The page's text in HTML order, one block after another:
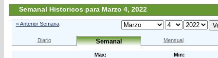
Semanal Historicos para Marzo 4, 2022
« Anterior Semana
Diario Semanal Mensual
Max:
Min: